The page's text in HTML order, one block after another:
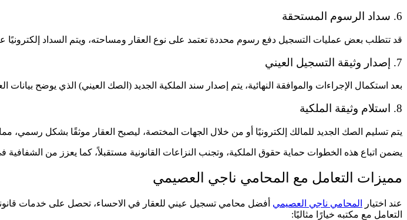
6. سداد الرسوم المستحقة
قد تتطلب بعض عمليات التسجيل دفع رسوم محددة تعتمد على نوع العقار ومساحته، ويتم السداد إلكترونيًا
7. إصدار وثيقة التسجيل العيني
بعد استكمال الإجراءات والموافقة النهائية، يتم إصدار سند الملكية الجديد (الصك العيني) الذي يوضح
8. استلام وثيقة الملكية
يتم تسليم الصك الجديد للمالك إلكترونيًا أو من خلال الجهات المختصة، ليصبح العقار موثقًا بشكل رسمي،
يضمن اتباع هذه الخطوات حماية حقوق الملكية، وتجنب النزاعات القانونية مستقبلاً، كما يعزز من الشفافية
مميزات التعامل مع المحامي ناجي العصيمي
عند اختيار المحامي ناجي العصيمي أفضل محامي تسجيل عيني للعقار في الاحساء، تحصل على خدمات
التعامل مع مكتبه خيارًا مثاليًا: